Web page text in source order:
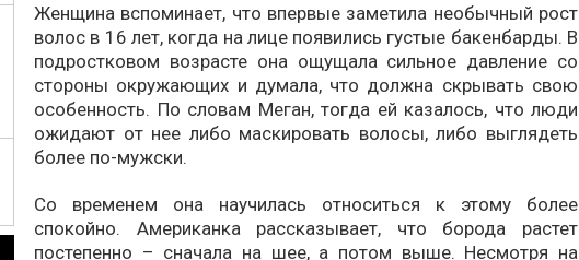
Женщина вспоминает, что впервые заметила необычный рост
волос в 16 лет, когда на лице появились густые бакенбарды. В
подростковом возрасте она ощущала сильное давление со
стороны окружающих и думала, что должна скрывать свою
особенность. По словам Меган, тогда ей казалось, что люди
ожидают от нее либо маскировать волосы, либо выглядеть
более по-мужски.
Со временем она научилась относиться к этому более
спокойно. Американка рассказывает, что борода растет
постепенно – сначала на шее, а потом выше. Несмотря на